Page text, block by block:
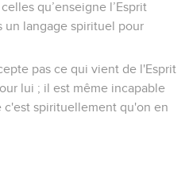
qu’enseigne l’Esprit
un langage spirituel pour
pas ce qui vient de l'Esprit
lui ; il est même incapable
c'est spirituellement qu'on en